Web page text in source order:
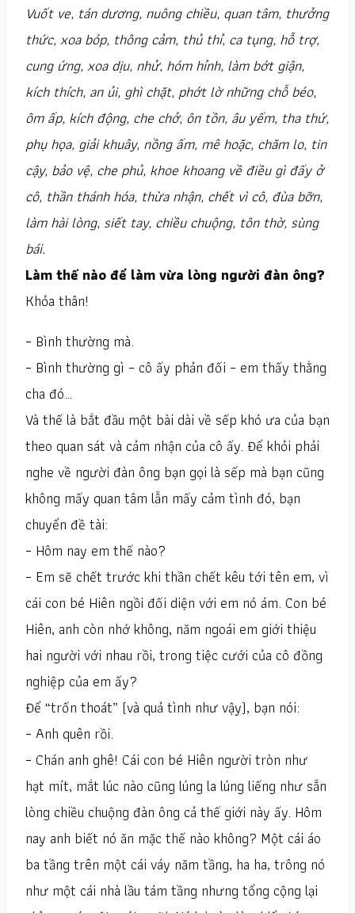
Vuốt ve, tán dương, nuông chiều, quan tâm, thưởng
thức, xoa bóp, thông cảm, thủ thỉ, ca tụng, hỗ trợ,
cung ứng, xoa dịu, nhử, hóm hỉnh, làm bớt giận,
kích thích, an ủi, ghì chặt, phớt lờ những chỗ béo,
ôm ấp, kích động, che chở, ôn tồn, âu yếm, tha thứ,
phụ họa, giải khuây, nồng ấm, mê hoặc, chăm lo, tin
cậy, bảo vệ, che phủ, khoe khoang về điều gì đấy ở
cô, thần thánh hóa, thừa nhận, chết vì cô, đùa bỡn,
làm hài lòng, siết tay, chiều chuộng, tôn thờ, sùng
bái.
Làm thế nào để làm vừa lòng người đàn ông?
Khỏa thân!
– Bình thường mà.
– Bình thường gì – cô ấy phản đối – em thấy thằng
cha đó…
Và thế là bắt đầu một bài dài về sếp khó ưa của bạn
theo quan sát và cảm nhận của cô ấy. Để khỏi phải
nghe về người đàn ông bạn gọi là sếp mà bạn cũng
không mấy quan tâm lẫn mấy cảm tình đó, bạn
chuyển đề tài:
– Hôm nay em thế nào?
– Em sẽ chết trước khi thần chết kêu tới tên em, vì
cái con bé Hiên ngồi đối diện với em nó ám. Con bé
Hiên, anh còn nhớ không, năm ngoái em giới thiệu
hai người với nhau rồi, trong tiệc cưới của cô đồng
nghiệp của em ấy?
Để “trốn thoát” (và quả tình như vậy), bạn nói:
– Anh quên rồi.
– Chán anh ghê! Cái con bé Hiên người tròn như
hạt mít, mắt lúc nào cũng lúng la lúng liếng như sẵn
lòng chiều chuộng đàn ông cả thế giới này ấy. Hôm
nay anh biết nó ăn mặc thế nào không? Một cái áo
ba tầng trên một cái váy năm tầng, ha ha, trông nó
như một cái nhà lầu tám tầng nhưng tổng cộng lại